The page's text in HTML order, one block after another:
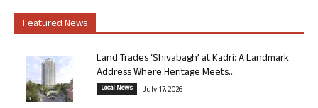
Featured News
Land Trades ‘Shivabagh’ at Kadri: A Landmark
Address Where Heritage Meets...
Local News July 17, 2026